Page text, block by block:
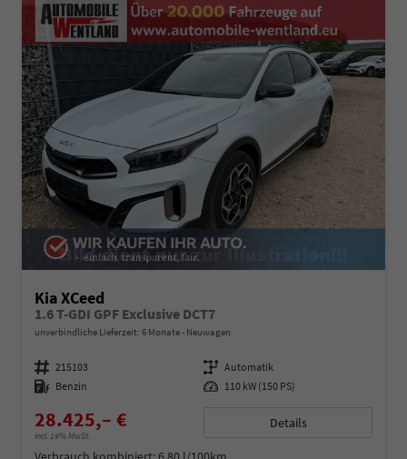
Kia XCeed
1.6 T-GDI GPF Exclusive DCT7
unverbindliche Lieferzeit: 6 Monate Neuwagen
Fahrzeugnummer 215103 Getriebe Automatik
Kraftstoff Benzin Leistung 110 kW (150 PS)
28.425,– €
incl. 19% MwSt.
Details